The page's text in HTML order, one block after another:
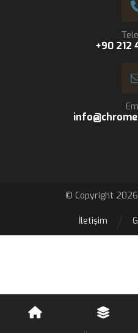
+90 212
© Copyright
İletişim